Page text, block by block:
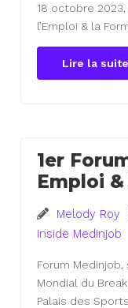
18 octobre
l’Emploi & la
Lire la suite
1er
Emploi
Melody Roy
Inside Medinjob
Forum
Mondial du
Palais des